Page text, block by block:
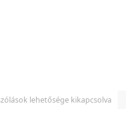
lehetősége kikapcsolva